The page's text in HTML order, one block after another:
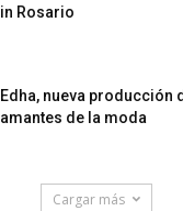
in Rosario
Edha, nueva producción
amantes de la moda
Cargar más